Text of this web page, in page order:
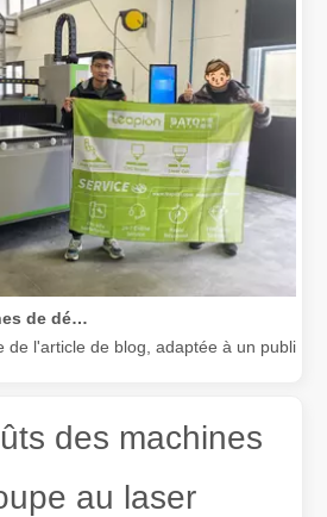
de l'article de blog, adaptée à un public
des machines
au laser